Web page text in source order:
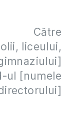
Către
liceului,
ul [numele